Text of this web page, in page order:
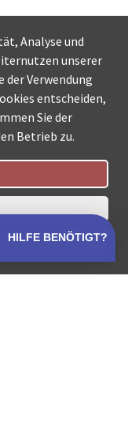
Schweiz
Analyse und
unserer
der Verwendung
entscheiden,
Sie der
Betrieb zu.
HILFE BENÖTIGT?